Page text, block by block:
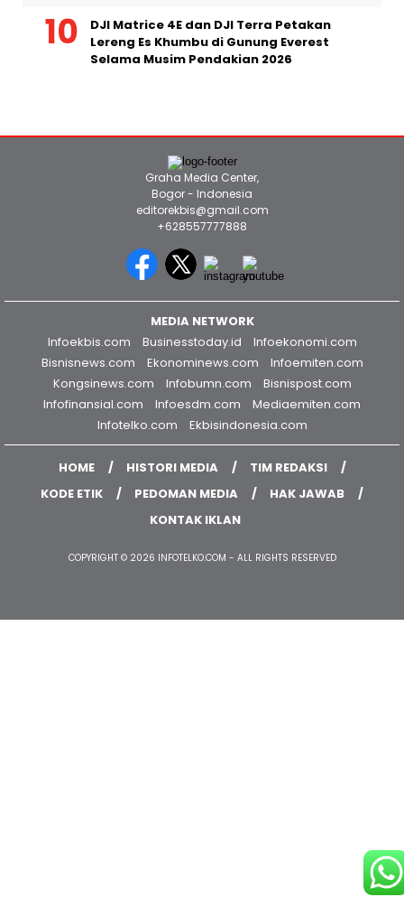
DJI Matrice 4E dan DJI Terra Petakan
Lereng Es Khumbu di Gunung Everest
Selama Musim Pendakian 2026
Graha Media Center,
Bogor - Indonesia
editorekbis@gmail.com
+628557777888
MEDIA NETWORK
Infoekbis.com
Businesstoday.id
Infoekonomi.com
Bisnisnews.com
Ekonominews.com
Infoemiten.com
Kongsinews.com
Infobumn.com
Bisnispost.com
Infofinansial.com
Infoesdm.com
Mediaemiten.com
Infotelko.com
Ekbisindonesia.com
HOME HISTORI MEDIA
TIM REDAKSI
KODE ETIK
PEDOMAN MEDIA
HAK JAWAB
KONTAK IKLAN
COPYRIGHT © 2026 INFOTELKO.COM - ALL RIGHTS RESERVED